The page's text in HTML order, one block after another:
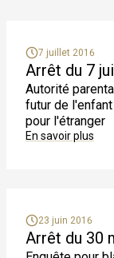
7 juillet 2016
Arrêt du 7
Autorité
futur de
pour l'étranger
En savoir plus
23 juin 2016
Arrêt du 30